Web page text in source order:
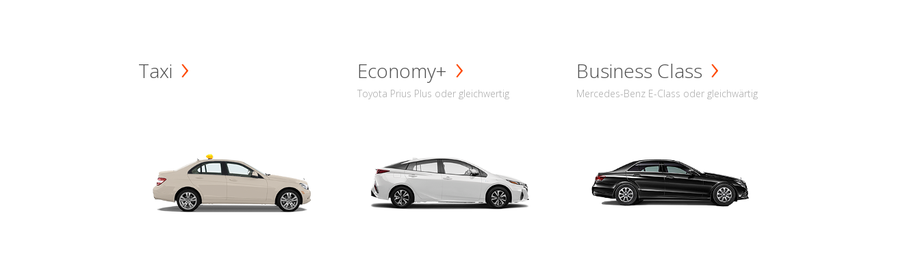
Taxi Economy+
Toyota Prius Plus oder gleichwertig
Business Class
Mercedes-Benz E-Class oder gleichwärtig